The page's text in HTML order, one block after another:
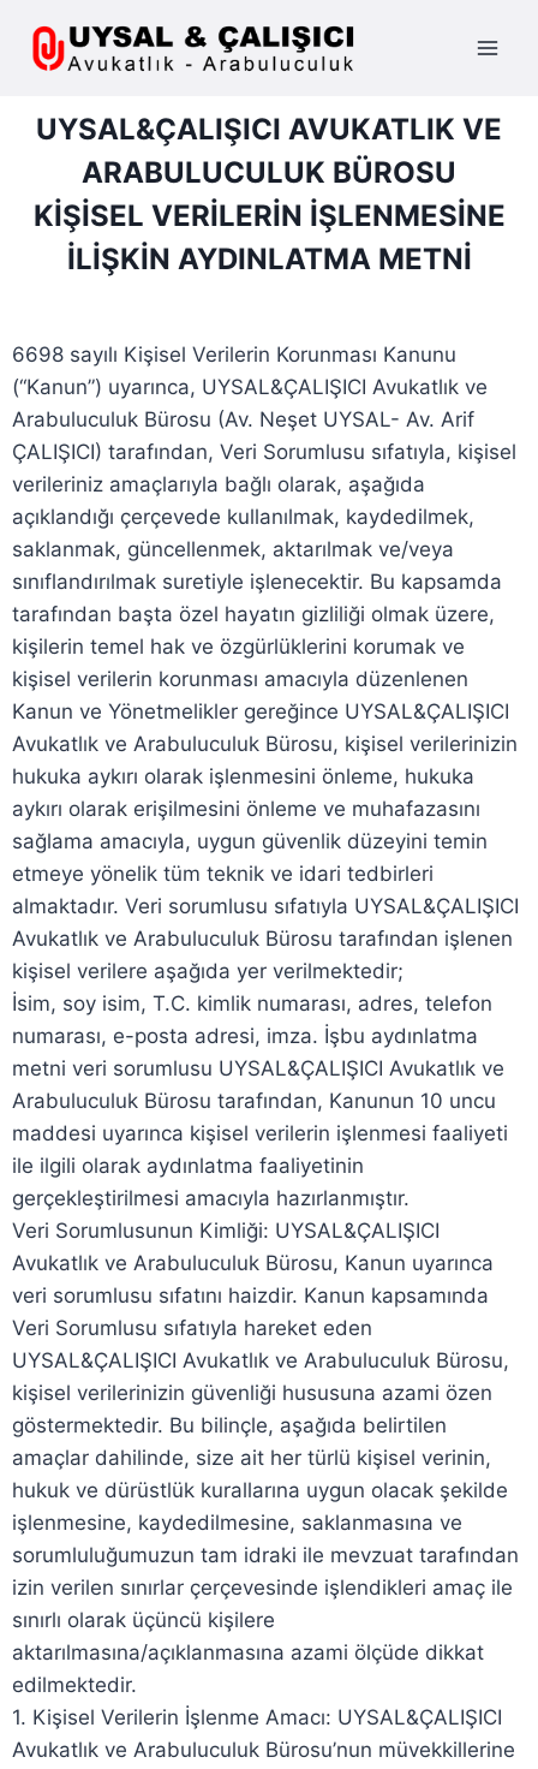
UYSAL&ÇALIŞICI AVUKATLIK VE
ARABULUCULUK BÜROSU
KİŞİSEL VERİLERİN İŞLENMESİNE
İLİŞKİN AYDINLATMA METNİ
6698 sayılı Kişisel Verilerin Korunması Kanunu
(“Kanun”) uyarınca, UYSAL&ÇALIŞICI Avukatlık ve
Arabuluculuk Bürosu (Av. Neşet UYSAL- Av. Arif
ÇALIŞICI) tarafından, Veri Sorumlusu sıfatıyla, kişisel
verileriniz amaçlarıyla bağlı olarak, aşağıda
açıklandığı çerçevede kullanılmak, kaydedilmek,
saklanmak, güncellenmek, aktarılmak ve/veya
sınıflandırılmak suretiyle işlenecektir. Bu kapsamda
tarafından başta özel hayatın gizliliği olmak üzere,
kişilerin temel hak ve özgürlüklerini korumak ve
kişisel verilerin korunması amacıyla düzenlenen
Kanun ve Yönetmelikler gereğince UYSAL&ÇALIŞICI
Avukatlık ve Arabuluculuk Bürosu, kişisel verilerinizin
hukuka aykırı olarak işlenmesini önleme, hukuka
aykırı olarak erişilmesini önleme ve muhafazasını
sağlama amacıyla, uygun güvenlik düzeyini temin
etmeye yönelik tüm teknik ve idari tedbirleri
almaktadır. Veri sorumlusu sıfatıyla UYSAL&ÇALIŞICI
Avukatlık ve Arabuluculuk Bürosu tarafından işlenen
kişisel verilere aşağıda yer verilmektedir;
İsim, soy isim, T.C. kimlik numarası, adres, telefon
numarası, e-posta adresi, imza. İşbu aydınlatma
metni veri sorumlusu UYSAL&ÇALIŞICI Avukatlık ve
Arabuluculuk Bürosu tarafından, Kanunun 10 uncu
maddesi uyarınca kişisel verilerin işlenmesi faaliyeti
ile ilgili olarak aydınlatma faaliyetinin
gerçekleştirilmesi amacıyla hazırlanmıştır.
Veri Sorumlusunun Kimliği: UYSAL&ÇALIŞICI
Avukatlık ve Arabuluculuk Bürosu, Kanun uyarınca
veri sorumlusu sıfatını haizdir. Kanun kapsamında
Veri Sorumlusu sıfatıyla hareket eden
UYSAL&ÇALIŞICI Avukatlık ve Arabuluculuk Bürosu,
kişisel verilerinizin güvenliği hususuna azami özen
göstermektedir. Bu bilinçle, aşağıda belirtilen
amaçlar dahilinde, size ait her türlü kişisel verinin,
hukuk ve dürüstlük kurallarına uygun olacak şekilde
işlenmesine, kaydedilmesine, saklanmasına ve
sorumluluğumuzun tam idraki ile mevzuat tarafından
izin verilen sınırlar çerçevesinde işlendikleri amaç ile
sınırlı olarak üçüncü kişilere
aktarılmasına/açıklanmasına azami ölçüde dikkat
edilmektedir.
1. Kişisel Verilerin İşlenme Amacı: UYSAL&ÇALIŞICI
Avukatlık ve Arabuluculuk Bürosu’nun müvekkillerine